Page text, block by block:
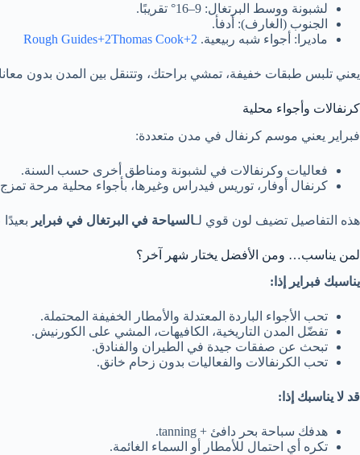
لشبونة ووسط البرتغال: 9–16° تقريبًا.
الجنوب (الغارف): أدفأ.
ماديرا: أجواء شبه ربيعية. Rough Guides+2Thomas Cook+2
يعني تلبس طبقات خفيفة، تمشي براحتك، وتتنقل بين المدن بدون
كرنفالات وأجواء محلية
فبراير يعني موسم كرنفال في مدن متعددة:
فعاليات وكرنفالات في لشبونة ومناطق أخرى حسب السنة.
كرنفال أوفار، توريس فيدراس وغيرها، بأجواء محلية مرحة
هذه التفاصيل تضيف لون قوي لـالسياحة في البرتغال في فبراير
لمن يناسب… ومن الأفضل يختار شهر آخر؟
يناسبك فبراير إذا:
تحب الأجواء الباردة المعتدلة والأمطار الخفيفة المحتملة.
تفضّل المدن التاريخية، الكافيهات، المشي على الكورنيش.
تبحث عن صفقات جيدة في الطيران والفنادق.
تحب الكرنفالات والفعاليات بدون زحام خانق.
قد لا يناسبك إذا:
هدفك سباحة بحر دافئ + tanning.
تكره أي احتمال للأمطار أو السماء الغائمة.